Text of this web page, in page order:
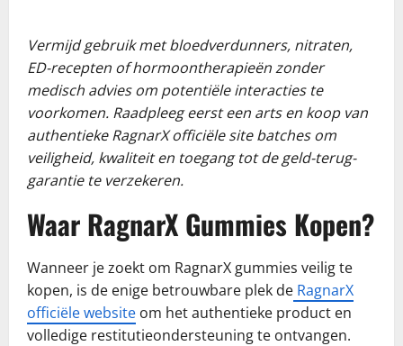
Vermijd gebruik met bloedverdunners, nitraten,
ED-recepten of hormoontherapieën zonder
medisch advies om potentiële interacties te
voorkomen. Raadpleeg eerst een arts en koop van
authentieke RagnarX officiële site batches om
veiligheid, kwaliteit en toegang tot de geld-terug-
garantie te verzekeren.
Waar RagnarX Gummies Kopen?
Wanneer je zoekt om RagnarX gummies veilig te
kopen, is de enige betrouwbare plek de RagnarX
officiële website om het authentieke product en
volledige restitutieondersteuning te ontvangen.